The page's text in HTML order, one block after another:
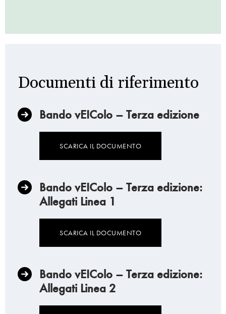
Documenti di riferimento
Bando vEIColo – Terza edizione
SCARICA IL DOCUMENTO
Bando vEIColo – Terza edizione:
Allegati Linea 1
SCARICA IL DOCUMENTO
Bando vEIColo – Terza edizione:
Allegati Linea 2